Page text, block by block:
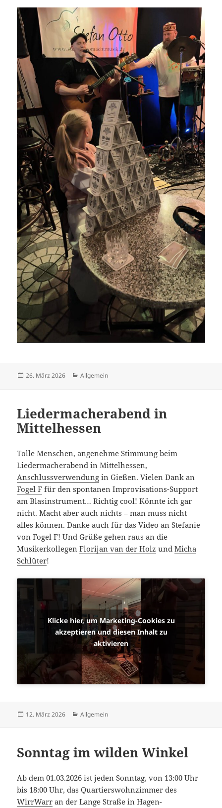
Veröffentlicht
26. März 2026 Kategorien
Allgemein
Liedermacherabend in
Mittelhessen
Tolle Menschen, angenehme Stimmung beim
Liedermacherabend in Mittelhessen,
Anschlussverwendung in Gießen. Vielen Dank an
Fogel F für den spontanen Improvisations-Support
am Blasinstrument… Richtig cool! Könnte ich gar
nicht. Macht aber auch nichts – man muss nicht
alles können. Danke auch für das Video an Stefanie
von Fogel F! Und Grüße gehen raus an die
MusikerkollegenFlorijan van der Holz undMicha
Schlüter!
Klicke hier, um Marketing-Cookies zu
akzeptieren und diesen Inhalt zu
aktivieren
Veröffentlicht
12. März 2026 Kategorien
Allgemein
Sonntag im wilden Winkel
Ab dem 01.03.2026 ist jeden Sonntag, von 13:00 Uhr
bis 18:00 Uhr, das Quartierswohnzimmer des
WirrWarr an der Lange Straße in Hagen-